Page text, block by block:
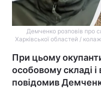
Демченко розповів про
Харківської областей /
При цьому
особовому складі
повідомив